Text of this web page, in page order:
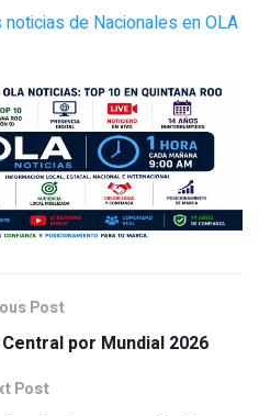
noticias de Nacionales en OLA
Post
por Mundial 2026
Post